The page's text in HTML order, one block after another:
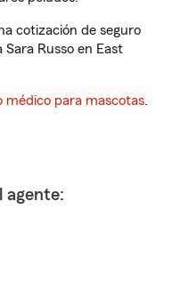
cotización de seguro
Russo en East
médico para mascotas.
agente: